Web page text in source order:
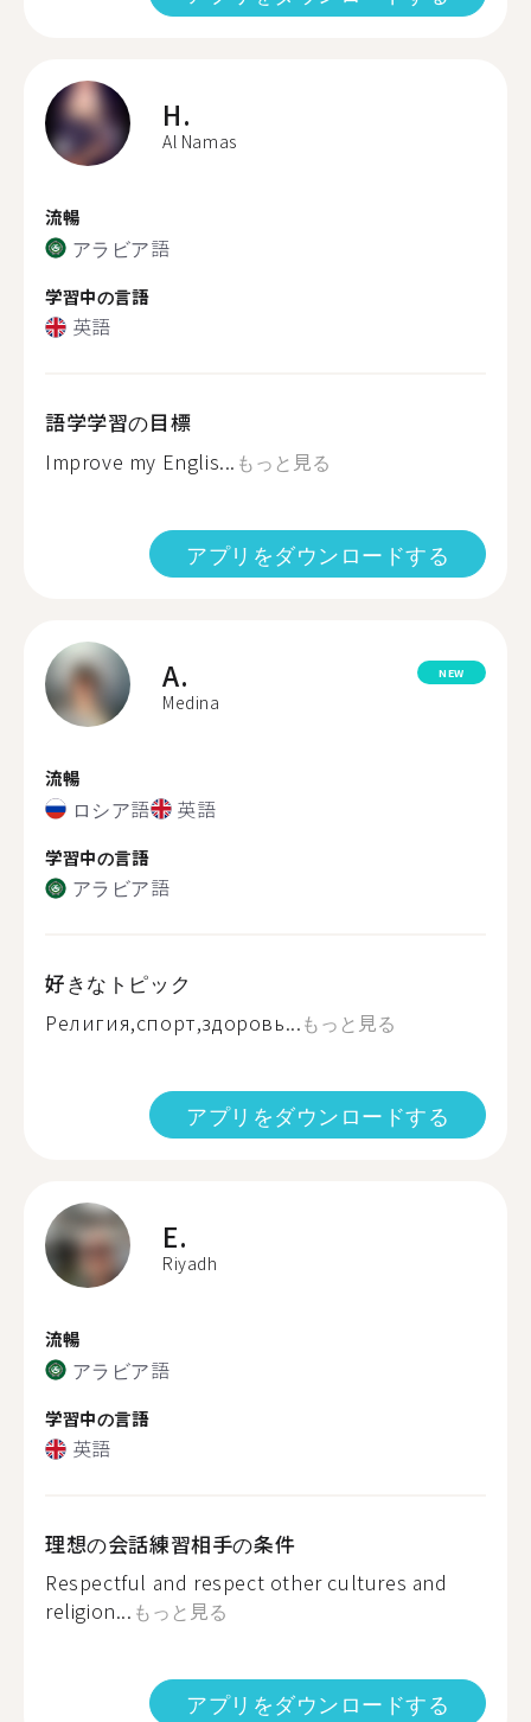
H.
Al Namas
流暢
アラビア語
学習中の言語
英語
語学学習の目標
Improve my Englis... もっと見る
アプリをダウンロードする
A.
Medina
NEW
流暢
ロシア語 英語
学習中の言語
アラビア語
好きなトピック
Религия,спорт,здоровь...もっと見る
アプリをダウンロードする
E.
Riyadh
流暢
アラビア語
学習中の言語
英語
理想の会話練習相手の条件
Respectful and respect other cultures and
religion... もっと見る
アプリをダウンロードする